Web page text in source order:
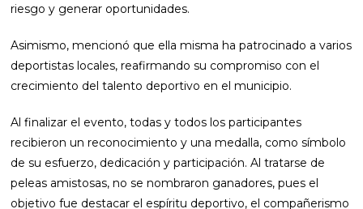
riesgo y generar oportunidades.
Asimismo, mencionó que ella misma ha patrocinado a varios
deportistas locales, reafirmando su compromiso con el
crecimiento del talento deportivo en el municipio.
Al finalizar el evento, todas y todos los participantes
recibieron un reconocimiento y una medalla, como símbolo
de su esfuerzo, dedicación y participación. Al tratarse de
peleas amistosas, no se nombraron ganadores, pues el
objetivo fue destacar el espíritu deportivo, el compañerismo